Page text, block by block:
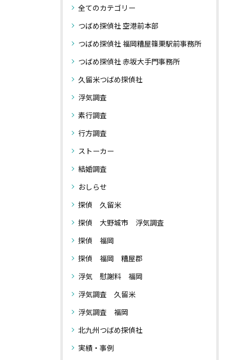
全てのカテゴリー
つばめ探偵社 空港前本部
つばめ探偵社 福岡糟屋篠栗駅前事務所
つばめ探偵社 赤坂大手門事務所
久留米つばめ探偵社
浮気調査
素行調査
行方調査
ストーカー
結婚調査
おしらせ
探偵 久留米
探偵 大野城市 浮気調査
探偵 福岡
探偵 福岡 糟屋郡
浮気 慰謝料 福岡
浮気調査 久留米
浮気調査 福岡
北九州つばめ探偵社
実績・事例